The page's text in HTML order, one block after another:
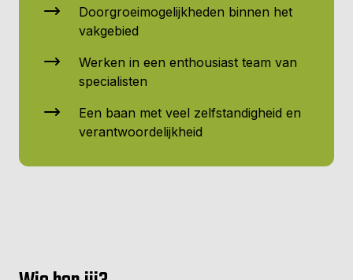
Doorgroeimogelijkheden binnen het
vakgebied
Werken in een enthousiast team van
specialisten
Een baan met veel zelfstandigheid en
verantwoordelijkheid